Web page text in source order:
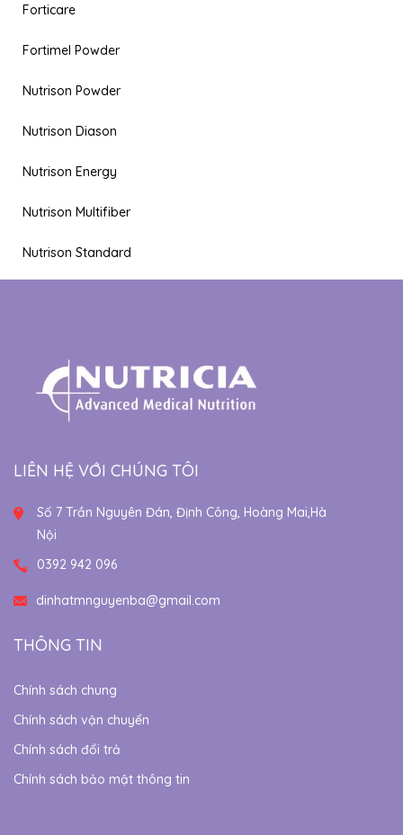
Forticare
Fortimel Powder
Nutrison Powder
Nutrison Diason
Nutrison Energy
Nutrison Multifiber
Nutrison Standard
LIÊN HỆ VỚI CHÚNG TÔI
Số 7 Trần Nguyên Đán, Định Công, Hoàng Mai,Hà
Nội
0392 942 096
dinhatmnguyenba@gmail.com
THÔNG TIN
Chính sách chung
Chính sách vận chuyển
Chính sách đổi trả
Chính sách bảo mật thông tin